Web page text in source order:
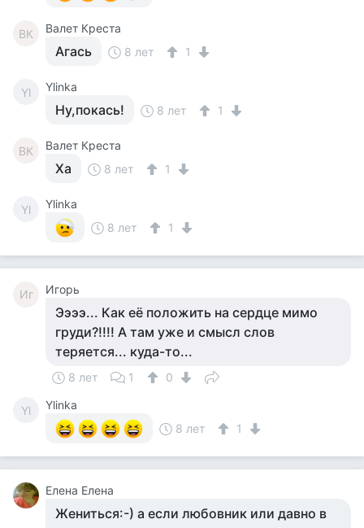
ВК Валет Креста
Агась 8 лет 1
Yl Ylinka
Ну,покась! 8 лет 1
ВК Валет Креста
Ха 8 лет 1
Yl
Ylinka
8 лет
1
Иг Игорь
Ээээ... Как её положить на сердце мимо
груди?!!!! А там уже и смысл слов
теряется... куда-то...
8 лет 1 0
Yl
Ylinka
8 лет
1
Елена Елена
Жениться:-) а если любовник или давно в